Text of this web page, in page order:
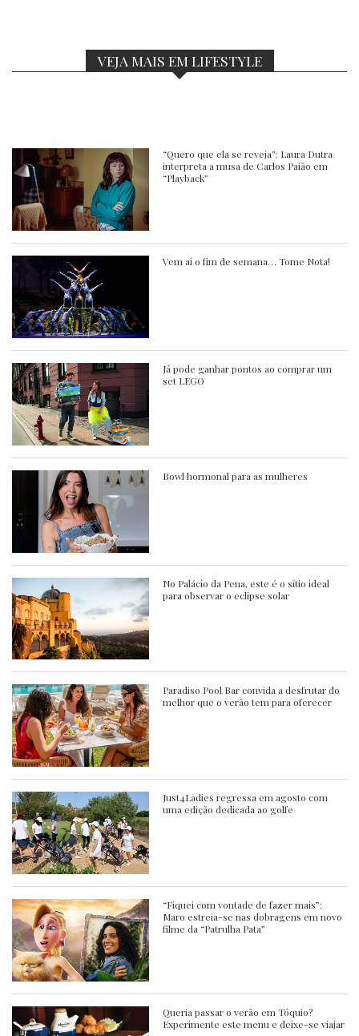
VEJA MAIS EM LIFESTYLE
“Quero que ela se reveja”: Laura Dutra
interpreta a musa de Carlos Paião em
“Playback”
Vem aí o fim de semana… Tome Nota!
Já pode ganhar pontos ao comprar um
set LEGO
Bowl hormonal para as mulheres
No Palácio da Pena, este é o sítio ideal
para observar o eclipse solar
Paradiso Pool Bar convida a desfrutar do
melhor que o verão tem para oferecer
Just4Ladies regressa em agosto com
uma edição dedicada ao golfe
“Fiquei com vontade de fazer mais”:
Maro estreia-se nas dobragens em novo
filme da “Patrulha Pata”
Queria passar o verão em Tóquio?
Experimente este menu e deixe-se viajar